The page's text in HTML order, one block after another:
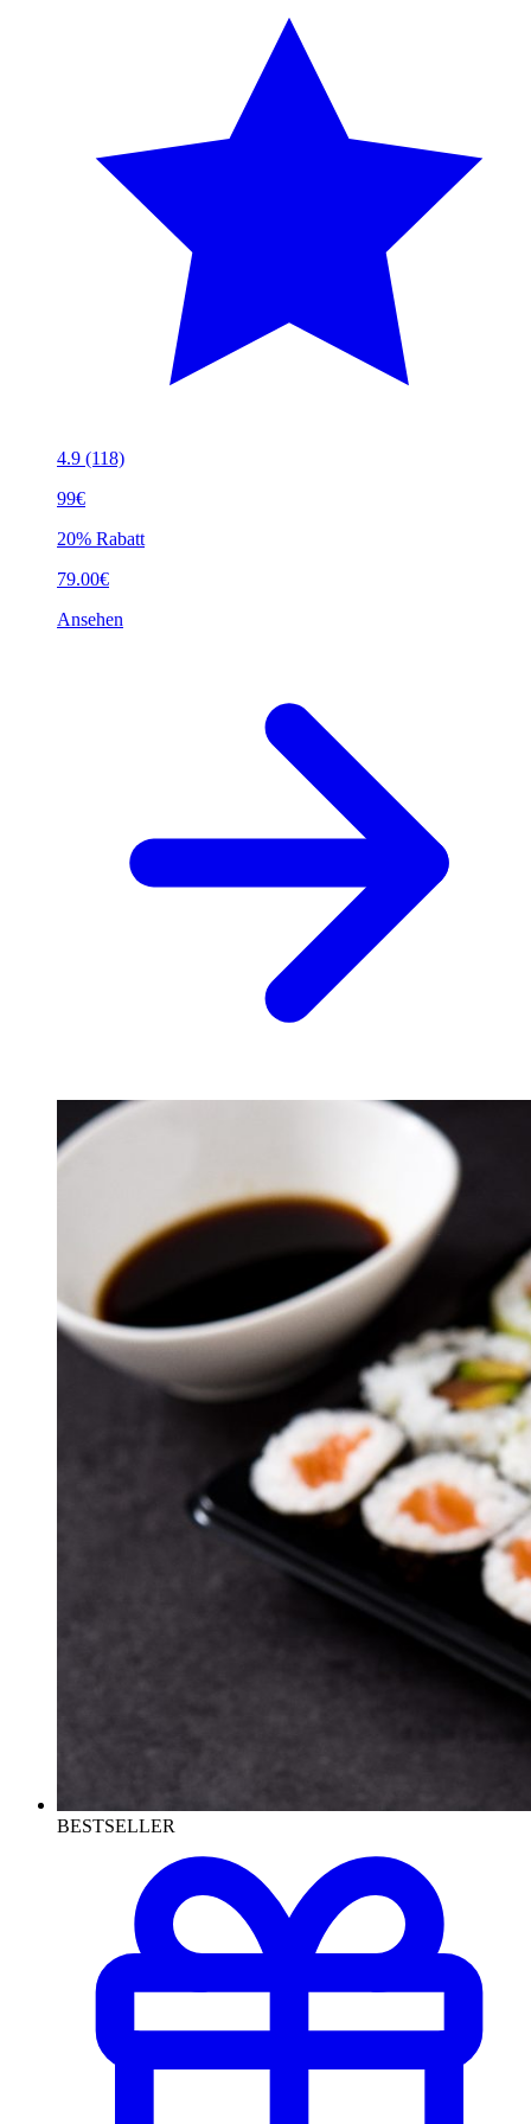
4.9 (118)
99€
20% Rabatt
79.00€
Ansehen
BESTSELLER